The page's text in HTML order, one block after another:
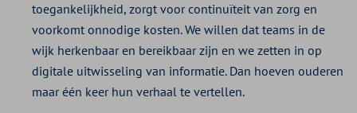
toegankelijkheid, zorgt voor continuïteit van zorg en
voorkomt onnodige kosten. We willen dat teams in de
wijk herkenbaar en bereikbaar zijn en we zetten in op
digitale uitwisseling van informatie. Dan hoeven ouderen
maar één keer hun verhaal te vertellen.